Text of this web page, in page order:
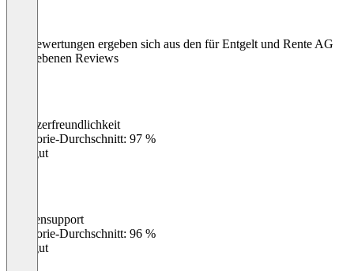
Die Bewertungen ergeben sich aus den für Entgelt und Rente AG
abgegebenen Reviews
Benutzerfreundlichkeit
Kategorie-Durchschnitt: 97 %
Sehr gut
Kundensupport
Kategorie-Durchschnitt: 96 %
Sehr gut